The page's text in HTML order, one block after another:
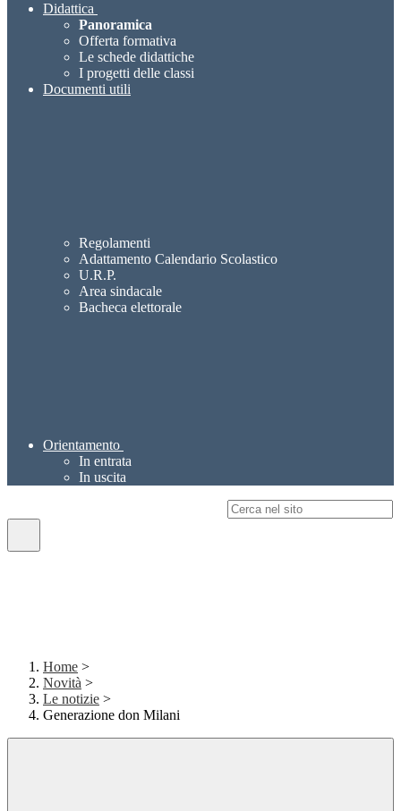
Didattica
Panoramica
Offerta formativa
Le schede didattiche
I progetti delle classi
Documenti utili
Regolamenti
Adattamento Calendario Scolastico
U.R.P.
Area sindacale
Bacheca elettorale
Orientamento
In entrata
In uscita
Home >
Novità >
Le notizie >
Generazione don Milani